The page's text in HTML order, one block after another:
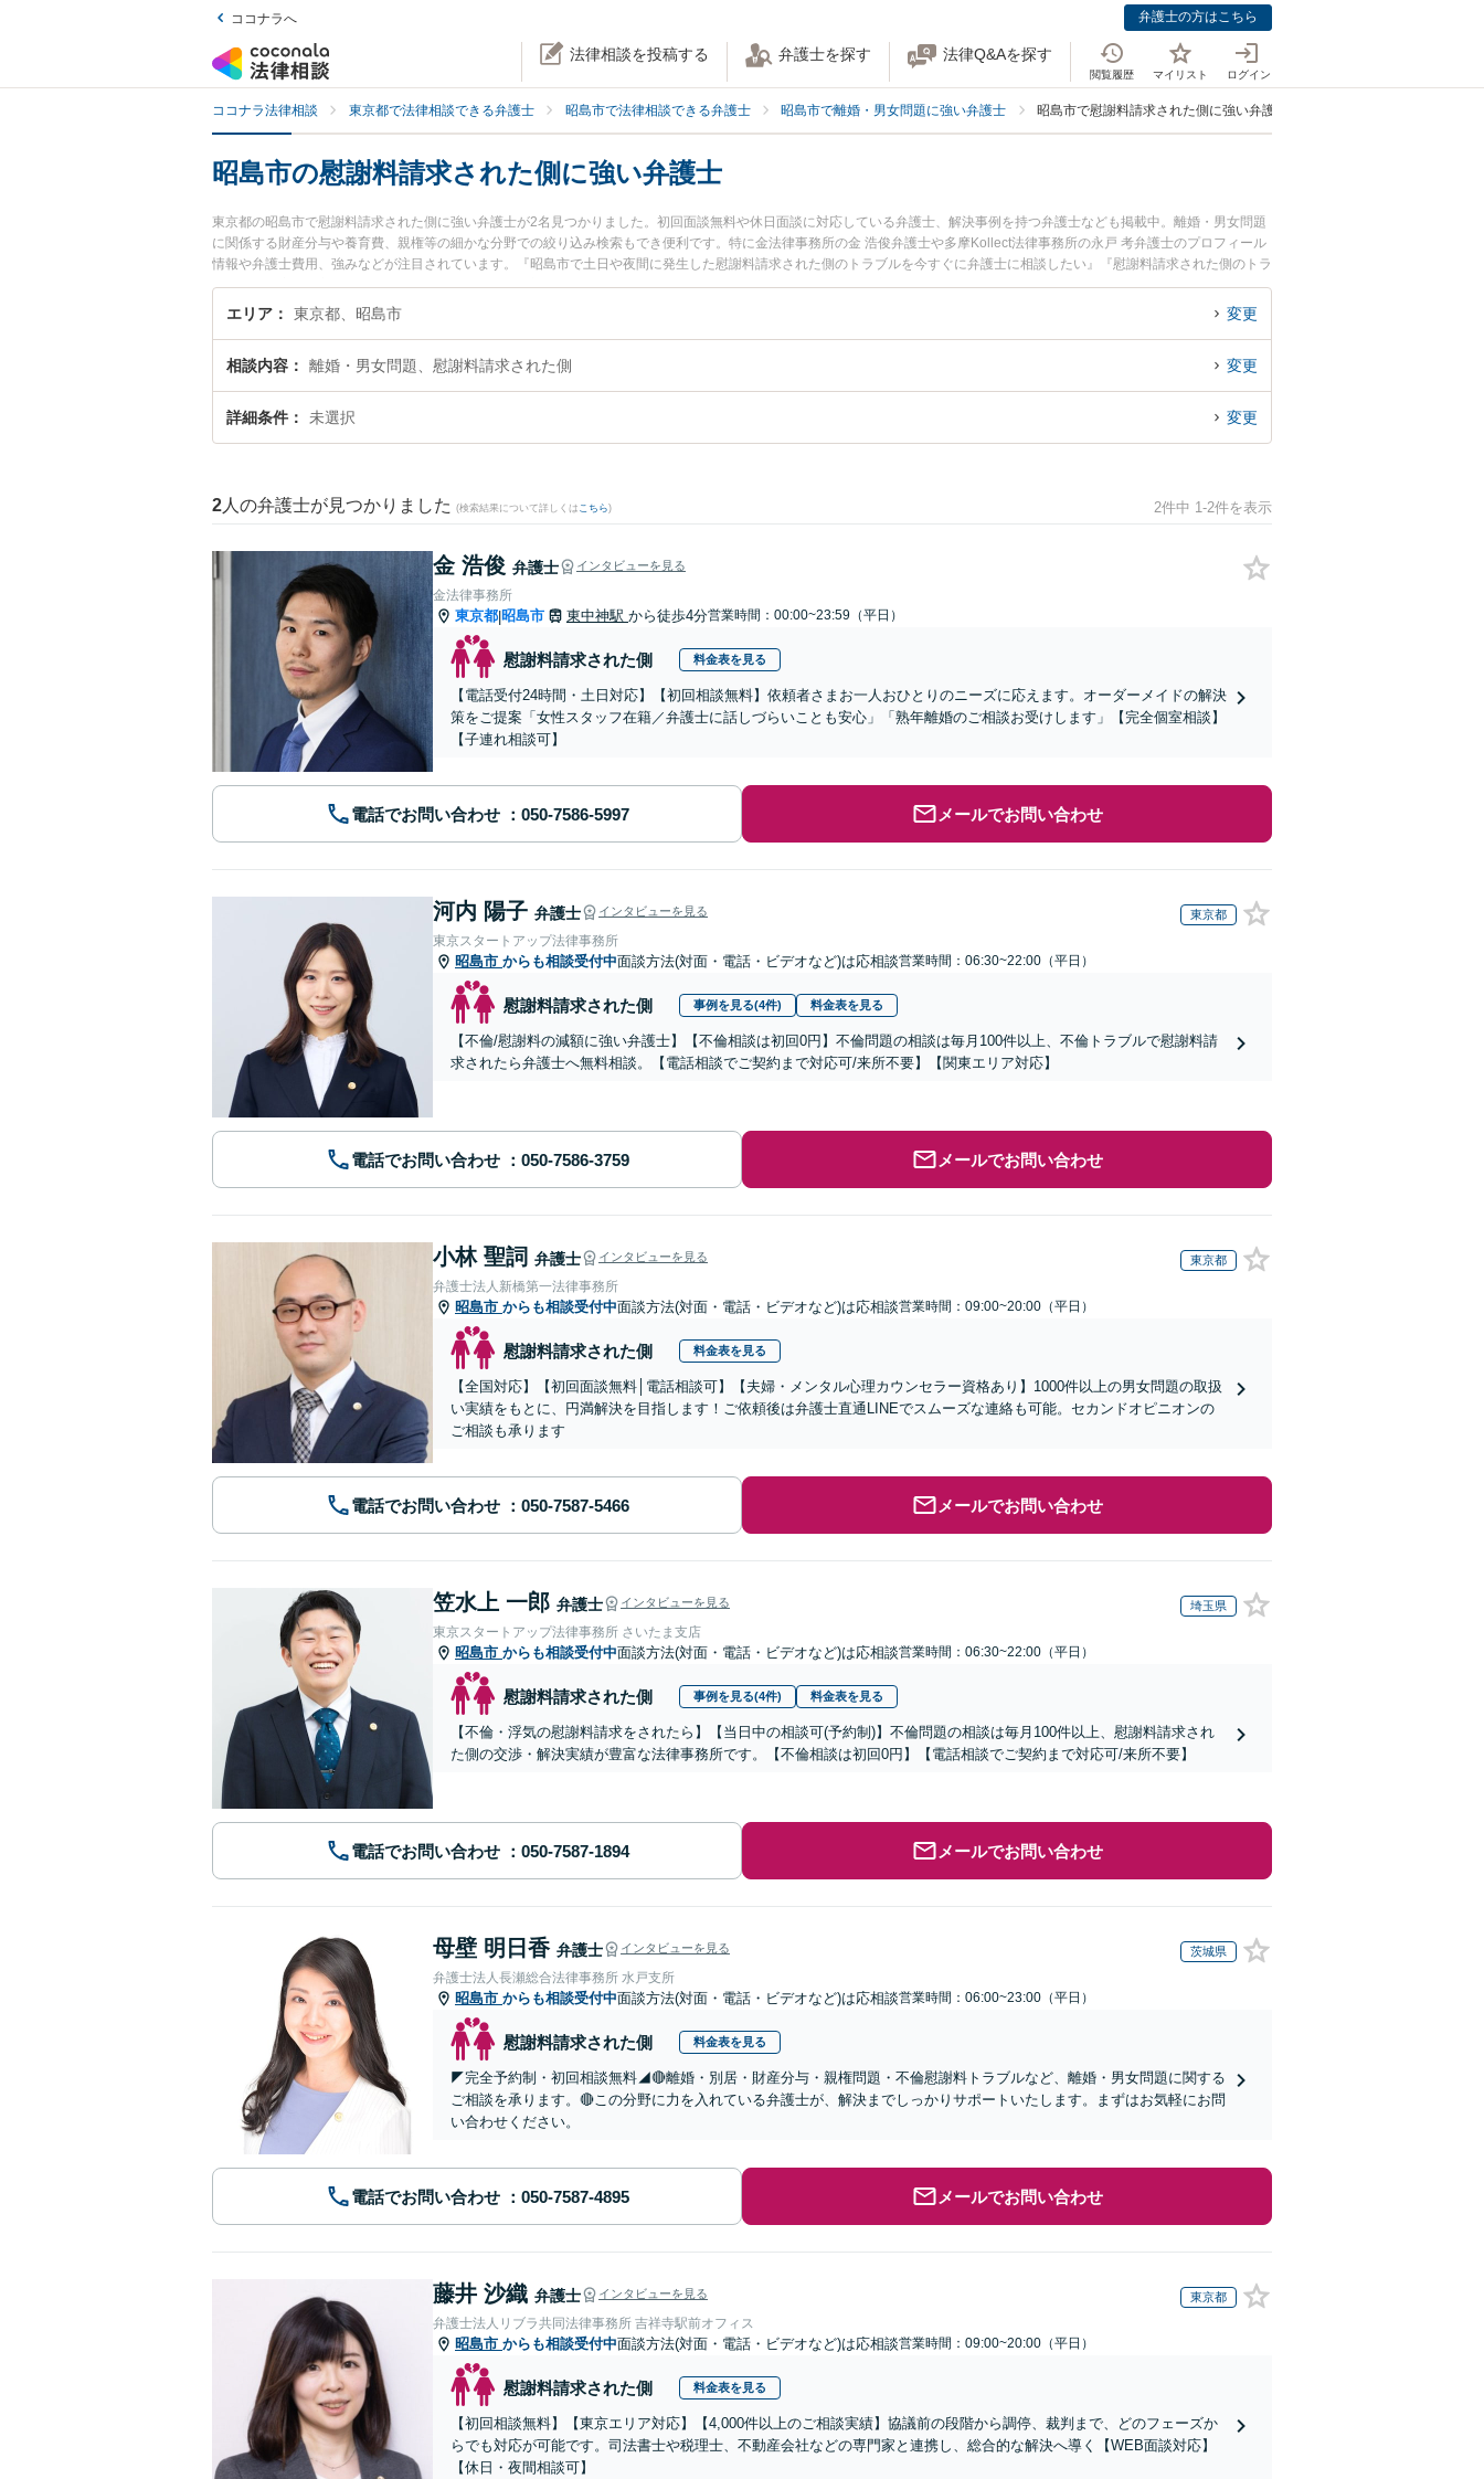
ココナラへ 弁護士の方はこちら
法律相談を投稿する 弁護士を探す 法律Q&Aを探す
閲覧履歴 マイリスト ログイン
ココナラ法律相談 東京都で法律相談できる弁護士 昭島市で法律相談できる弁護士 昭島市で離婚・男女問題に強い弁護士 昭島市で慰謝料請求された側に強い弁護士
昭島市の慰謝料請求された側に強い弁護士
東京都の昭島市で慰謝料請求された側に強い弁護士が2名見つかりました。初回面談無料や休日面談に対応している弁護士、解決事例を持つ弁護士なども掲載中。離婚・男女問題
に関係する財産分与や養育費、親権等の細かな分野での絞り込み検索もでき便利です。特に金法律事務所の金 浩俊弁護士や多摩Kollect法律事務所の永戸 考弁護士のプロフィール
情報や弁護士費用、強みなどが注目されています。『昭島市で土日や夜間に発生した慰謝料請求された側のトラブルを今すぐに弁護士に相談したい』『慰謝料請求された側のトラ
ブル解決の実績豊富な近くの弁護士を検索したい』『初回相談無料で慰謝料請求された側を法律相談できる昭島市内の弁護士に相談予約したい』などでお困りの相談者さんにおす
すめです。
エリア 東京都、昭島市 変更
相談内容 離婚・男女問題、慰謝料請求された側 変更
詳細条件 未選択 変更
2 人の弁護士が見つかりました (検索結果について詳しくは こちら) 2件中 1-2件を表示
金 浩俊 弁護士 インタビューを見る
金法律事務所
東京都|昭島市 東中神駅 から徒歩4分営業時間：00:00~23:59（平日）
慰謝料請求された側 料金表を見る
【電話受付24時間・土日対応】【初回相談無料】依頼者さまお一人おひとりのニーズに応えます。オーダーメイドの解決
策をご提案「女性スタッフ在籍／弁護士に話しづらいことも安心」「熟年離婚のご相談お受けします」【完全個室相談】
【子連れ相談可】
電話でお問い合わせ メールでお問い合わせ
河内 陽子 弁護士 インタビューを見る 東京都
東京スタートアップ法律事務所
昭島市 からも相談受付中面談方法(対面・電話・ビデオなど)は応相談営業時間：06:30~22:00（平日）
慰謝料請求された側 事例を見る(4件) 料金表を見る
【不倫/慰謝料の減額に強い弁護士】【不倫相談は初回0円】不倫問題の相談は毎月100件以上、不倫トラブルで慰謝料請
求されたら弁護士へ無料相談。【電話相談でご契約まで対応可/来所不要】【関東エリア対応】
電話でお問い合わせ メールでお問い合わせ
小林 聖詞 弁護士 インタビューを見る 東京都
弁護士法人新橋第一法律事務所
昭島市 からも相談受付中面談方法(対面・電話・ビデオなど)は応相談営業時間：09:00~20:00（平日）
慰謝料請求された側 料金表を見る
【全国対応】【初回面談無料│電話相談可】【夫婦・メンタル心理カウンセラー資格あり】1000件以上の男女問題の取扱
い実績をもとに、円満解決を目指します！ご依頼後は弁護士直通LINEでスムーズな連絡も可能。セカンドオピニオンの
ご相談も承ります
電話でお問い合わせ メールでお問い合わせ
笠水上 一郎 弁護士 インタビューを見る 埼玉県
東京スタートアップ法律事務所 さいたま支店
昭島市 からも相談受付中面談方法(対面・電話・ビデオなど)は応相談営業時間：06:30~22:00（平日）
慰謝料請求された側 事例を見る(4件) 料金表を見る
【不倫・浮気の慰謝料請求をされたら】【当日中の相談可(予約制)】不倫問題の相談は毎月100件以上、慰謝料請求され
た側の交渉・解決実績が豊富な法律事務所です。【不倫相談は初回0円】【電話相談でご契約まで対応可/来所不要】
電話でお問い合わせ メールでお問い合わせ
母壁 明日香 弁護士 インタビューを見る 茨城県
弁護士法人長瀬総合法律事務所 水戸支所
昭島市 からも相談受付中面談方法(対面・電話・ビデオなど)は応相談営業時間：06:00~23:00（平日）
慰謝料請求された側 料金表を見る
◤完全予約制・初回相談無料◢🔴離婚・別居・財産分与・親権問題・不倫慰謝料トラブルなど、離婚・男女問題に関する
ご相談を承ります。🔴この分野に力を入れている弁護士が、解決までしっかりサポートいたします。まずはお気軽にお問
い合わせください。
電話でお問い合わせ メールでお問い合わせ
藤井 沙織 弁護士 インタビューを見る 東京都
弁護士法人リブラ共同法律事務所 吉祥寺駅前オフィス
昭島市 からも相談受付中面談方法(対面・電話・ビデオなど)は応相談営業時間：09:00~20:00（平日）
慰謝料請求された側 料金表を見る
【初回相談無料】【東京エリア対応】【4,000件以上のご相談実績】協議前の段階から調停、裁判まで、どのフェーズか
らでも対応が可能です。司法書士や税理士、不動産会社などの専門家と連携し、総合的な解決へ導く【WEB面談対応】
【休日・夜間相談可】